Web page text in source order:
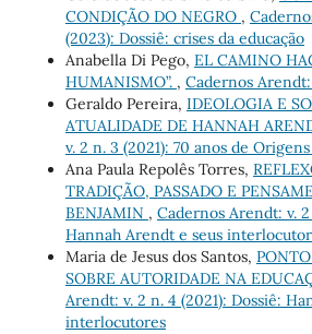
CONDIÇÃO DO NEGRO ,
(2023): Dossiê: crises da educação
Anabella Di Pego, EL CAMINO
HUMANISMO”. , Cadernos Arendt:
Geraldo Pereira, IDEOLOGIA E
ATUALIDADE DE HANNAH
v. 2 n. 3 (2021): 70 anos de
Ana Paula Repolês Torres,
TRADIÇÃO, PASSADO E
BENJAMIN , Cadernos Arendt: v.
Hannah Arendt e seus
Maria de Jesus dos Santos,
SOBRE AUTORIDADE NA
Arendt: v. 2 n. 4 (2021): Dossiê:
interlocutores